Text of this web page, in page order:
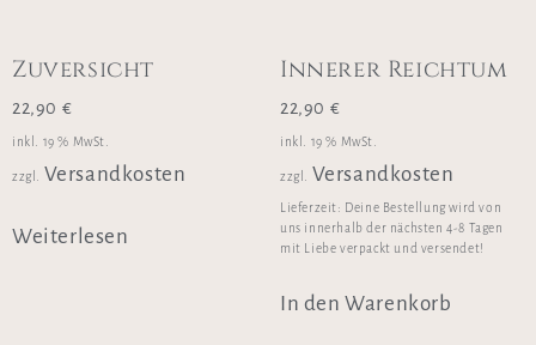
Zuversicht
22,90 €
inkl. 19 % MwSt.
zzgl. Versandkosten
Weiterlesen
Innerer Reichtum
22,90 €
inkl. 19 % MwSt.
zzgl. Versandkosten
Lieferzeit: Deine Bestellung wird von
uns innerhalb der nächsten 4-8 Tagen
mit Liebe verpackt und versendet!
In den Warenkorb